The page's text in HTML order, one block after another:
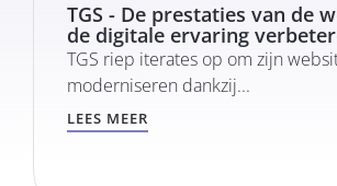
TGS - De prestaties van de
de digitale ervaring
TGS riep iterates op om zijn
moderniseren dankzij...
LEES MEER